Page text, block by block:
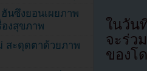
ในวัน
จะร่ว
ของโ
นซึงยอนเผยภาพ
งสุขภาพ
สะดุดตาด้วยภาพ